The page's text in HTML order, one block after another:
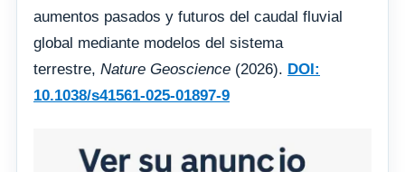
aumentos pasados ​​y futuros del caudal fluvial
global mediante modelos del sistema
terrestre, Nature Geoscience (2026). DOI:
10.1038/s41561-025-01897-9